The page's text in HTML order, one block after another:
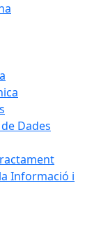
Dades
Informació i